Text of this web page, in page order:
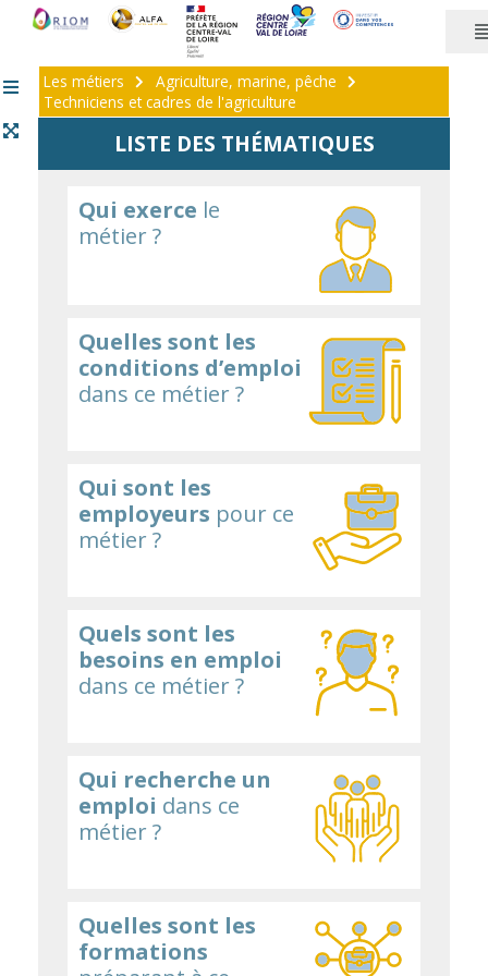
Les métiers
Agriculture, marine, pêche
Techniciens et cadres de l'agriculture
LISTE DES THÉMATIQUES
Qui exerce le
métier ?
Quelles sont les
conditions d’emploi
dans ce métier ?
Qui sont les
employeurs pour ce
métier ?
Quels sont les
besoins en emploi
dans ce métier ?
Qui recherche un
emploi dans ce
métier ?
Quelles sont les
formations
Panneau de gestion des cookies